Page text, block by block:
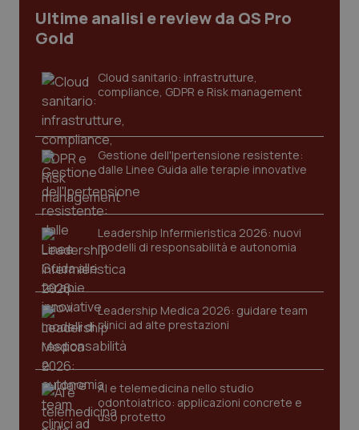
Ultime analisi e review da QS Pro
Gold
Cloud sanitario: infrastrutture,
compliance, GDPR e Risk management
Gestione dell'Ipertensione resistente:
dalle Linee Guida alle terapie innovative
Leadership Infermieristica 2026: nuovi
modelli di responsabilità e autonomia
Leadership Medica 2026: guidare team
clinici ad alte prestazioni
AI e telemedicina nello studio
odontoiatrico: applicazioni concrete e
uso protetto
CookieScriptConsent
tracking-sites-ironfish-
tracking-enable
www.quotidianosanita.it
tracking-sites-ironfish-
session-id